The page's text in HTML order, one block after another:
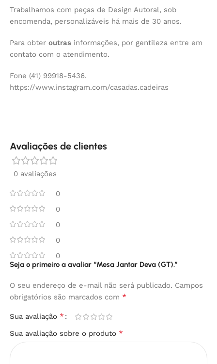
Trabalhamos com peças de Design Autoral, sob
encomenda, personalizáveis há mais de 30 anos.
Para obter outras informações, por gentileza entre em
contato com o atendimento.
Fone (41) 99918-5436.
https://www.instagram.com/casadas.cadeiras
Avaliações de clientes
0 avaliações
0
0
0
0
0
Seja o primeiro a avaliar “Mesa Jantar Deva (GT).”
O seu endereço de e-mail não será publicado. Campos
obrigatórios são marcados com *
Sua avaliação *
Sua avaliação sobre o produto *